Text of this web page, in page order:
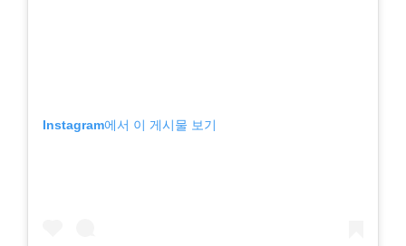
Instagram에서 이 게시물 보기